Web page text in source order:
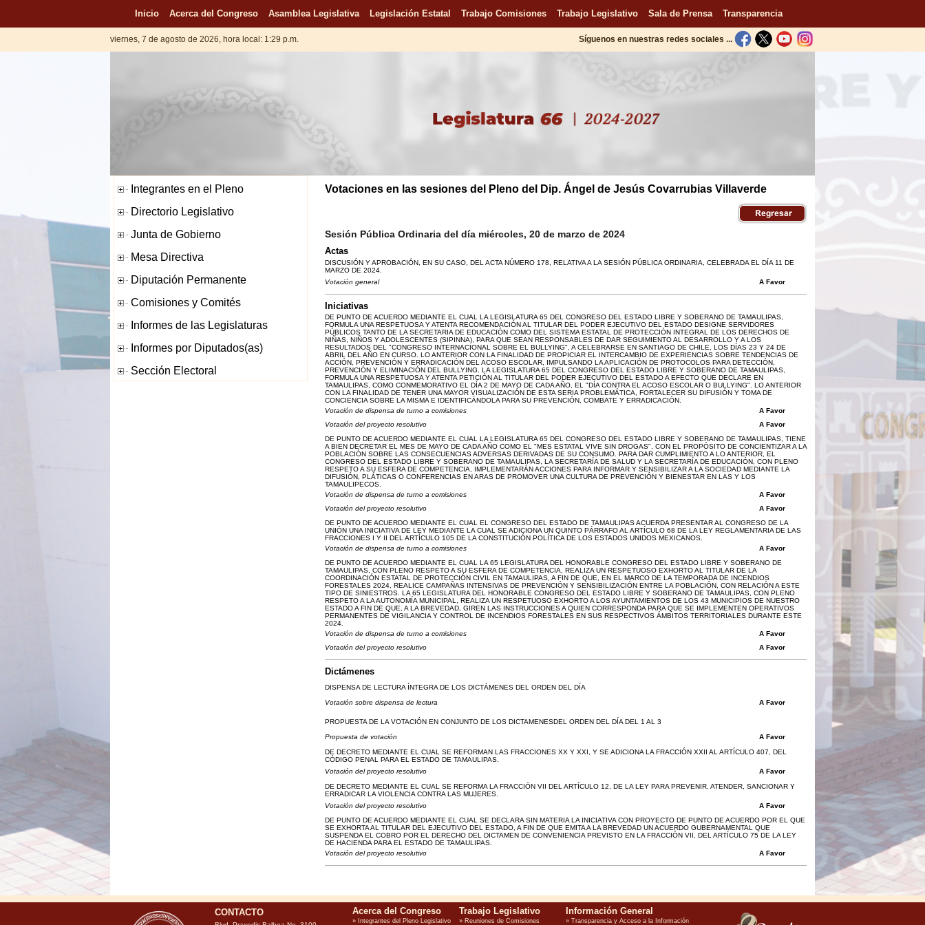
Inicio Acerca del Congreso Asamblea Legislativa Legislación Estatal Trabajo Comisiones Trabajo Legislativo Sala de Prensa Transparencia
viernes, 7 de agosto de 2026, hora local: 1:29 p.m. Síguenos en nuestras redes sociales ...
Votaciones en las sesiones del Pleno del Dip. Ángel de Jesús Covarrubias Villaverde
Sesión Pública Ordinaria del día miércoles, 20 de marzo de 2024
Actas
DISCUSIÓN Y APROBACIÓN, EN SU CASO, DEL ACTA NÚMERO 178, RELATIVA A LA SESIÓN PÚBLICA ORDINARIA, CELEBRADA EL DÍA 11 DE
MARZO DE 2024.
Votación general
A Favor
Iniciativas
DE PUNTO DE ACUERDO MEDIANTE EL CUAL LA LEGISLATURA 65 DEL CONGRESO DEL ESTADO LIBRE Y SOBERANO DE TAMAULIPAS,
FORMULA UNA RESPETUOSA Y ATENTA RECOMENDACIÓN AL TITULAR DEL PODER EJECUTIVO DEL ESTADO DESIGNE SERVIDORES
PÚBLICOS TANTO DE LA SECRETARIA DE EDUCACIÓN COMO DEL SISTEMA ESTATAL DE PROTECCIÓN INTEGRAL DE LOS DERECHOS DE
NIÑAS, NIÑOS Y ADOLESCENTES (SIPINNA), PARA QUE SEAN RESPONSABLES DE DAR SEGUIMIENTO AL DESARROLLO Y A LOS
RESULTADOS DEL "CONGRESO INTERNACIONAL SOBRE EL BULLYING", A CELEBRARSE EN SANTIAGO DE CHILE, LOS DÍAS 23 Y 24 DE
ABRIL DEL AÑO EN CURSO. LO ANTERIOR CON LA FINALIDAD DE PROPICIAR EL INTERCAMBIO DE EXPERIENCIAS SOBRE TENDENCIAS DE
ACCIÓN, PREVENCIÓN Y ERRADICACIÓN DEL ACOSO ESCOLAR, IMPULSANDO LA APLICACIÓN DE PROTOCOLOS PARA DETECCIÓN,
PREVENCIÓN Y ELIMINACIÓN DEL BULLYING. LA LEGISLATURA 65 DEL CONGRESO DEL ESTADO LIBRE Y SOBERANO DE TAMAULIPAS,
FORMULA UNA RESPETUOSA Y ATENTA PETICIÓN AL TITULAR DEL PODER EJECUTIVO DEL ESTADO A EFECTO QUE DECLARE EN
TAMAULIPAS, COMO CONMEMORATIVO EL DÍA 2 DE MAYO DE CADA AÑO, EL "DÍA CONTRA EL ACOSO ESCOLAR O BULLYING". LO ANTERIOR
CON LA FINALIDAD DE TENER UNA MAYOR VISUALIZACIÓN DE ESTA SERIA PROBLEMÁTICA, FORTALECER SU DIFUSIÓN Y TOMA DE
CONCIENCIA SOBRE LA MISMA E IDENTIFICÁNDOLA PARA SU PREVENCIÓN, COMBATE Y ERRADICACIÓN.
Votación de dispensa de turno a comisiones
A Favor
Votación del proyecto resolutivo
A Favor
DE PUNTO DE ACUERDO MEDIANTE EL CUAL LA LEGISLATURA 65 DEL CONGRESO DEL ESTADO LIBRE Y SOBERANO DE TAMAULIPAS, TIENE
A BIEN DECRETAR EL MES DE MAYO DE CADA AÑO COMO EL "MES ESTATAL VIVE SIN DROGAS", CON EL PROPÓSITO DE CONCIENTIZAR A LA
POBLACIÓN SOBRE LAS CONSECUENCIAS ADVERSAS DERIVADAS DE SU CONSUMO. PARA DAR CUMPLIMIENTO A LO ANTERIOR, EL
CONGRESO DEL ESTADO LIBRE Y SOBERANO DE TAMAULIPAS, LA SECRETARÍA DE SALUD Y LA SECRETARÍA DE EDUCACIÓN, CON PLENO
RESPETO A SU ESFERA DE COMPETENCIA, IMPLEMENTARÁN ACCIONES PARA INFORMAR Y SENSIBILIZAR A LA SOCIEDAD MEDIANTE LA
DIFUSIÓN, PLÁTICAS O CONFERENCIAS EN ARAS DE PROMOVER UNA CULTURA DE PREVENCIÓN Y BIENESTAR EN LAS Y LOS
TAMAULIPECOS.
Votación de dispensa de turno a comisiones
A Favor
Votación del proyecto resolutivo
A Favor
DE PUNTO DE ACUERDO MEDIANTE EL CUAL EL CONGRESO DEL ESTADO DE TAMAULIPAS ACUERDA PRESENTAR AL CONGRESO DE LA
UNIÓN UNA INICIATIVA DE LEY MEDIANTE LA CUAL SE ADICIONA UN QUINTO PÁRRAFO AL ARTÍCULO 68 DE LA LEY REGLAMENTARIA DE LAS
FRACCIONES I Y II DEL ARTÍCULO 105 DE LA CONSTITUCIÓN POLÍTICA DE LOS ESTADOS UNIDOS MEXICANOS.
Votación de dispensa de turno a comisiones
A Favor
DE PUNTO DE ACUERDO MEDIANTE EL CUAL LA 65 LEGISLATURA DEL HONORABLE CONGRESO DEL ESTADO LIBRE Y SOBERANO DE
TAMAULIPAS, CON PLENO RESPETO A SU ESFERA DE COMPETENCIA, REALIZA UN RESPETUOSO EXHORTO AL TITULAR DE LA
COORDINACIÓN ESTATAL DE PROTECCIÓN CIVIL EN TAMAULIPAS, A FIN DE QUE, EN EL MARCO DE LA TEMPORADA DE INCENDIOS
FORESTALES 2024, REALICE CAMPAÑAS INTENSIVAS DE PREVENCIÓN Y SENSIBILIZACIÓN ENTRE LA POBLACIÓN, CON RELACIÓN A ESTE
TIPO DE SINIESTROS. LA 65 LEGISLATURA DEL HONORABLE CONGRESO DEL ESTADO LIBRE Y SOBERANO DE TAMAULIPAS, CON PLENO
RESPETO A LA AUTONOMÍA MUNICIPAL, REALIZA UN RESPETUOSO EXHORTO A LOS AYUNTAMIENTOS DE LOS 43 MUNICIPIOS DE NUESTRO
ESTADO A FIN DE QUE, A LA BREVEDAD, GIREN LAS INSTRUCCIONES A QUIEN CORRESPONDA PARA QUE SE IMPLEMENTEN OPERATIVOS
PERMANENTES DE VIGILANCIA Y CONTROL DE INCENDIOS FORESTALES EN SUS RESPECTIVOS ÁMBITOS TERRITORIALES DURANTE ESTE
2024.
Votación de dispensa de turno a comisiones
A Favor
Votación del proyecto resolutivo
A Favor
Dictámenes
DISPENSA DE LECTURA ÍNTEGRA DE LOS DICTÁMENES DEL ORDEN DEL DÍA
Votación sobre dispensa de lectura
A Favor
PROPUESTA DE LA VOTACIÓN EN CONJUNTO DE LOS DICTAMENESDEL ORDEN DEL DÍA DEL 1 AL 3
Propuesta de votación
A Favor
DE DECRETO MEDIANTE EL CUAL SE REFORMAN LAS FRACCIONES XX Y XXI, Y SE ADICIONA LA FRACCIÓN XXII AL ARTÍCULO 407, DEL
CÓDIGO PENAL PARA EL ESTADO DE TAMAULIPAS.
Votación del proyecto resolutivo
A Favor
DE DECRETO MEDIANTE EL CUAL SE REFORMA LA FRACCIÓN VII DEL ARTÍCULO 12, DE LA LEY PARA PREVENIR, ATENDER, SANCIONAR Y
ERRADICAR LA VIOLENCIA CONTRA LAS MUJERES.
Votación del proyecto resolutivo
A Favor
DE PUNTO DE ACUERDO MEDIANTE EL CUAL SE DECLARA SIN MATERIA LA INICIATIVA CON PROYECTO DE PUNTO DE ACUERDO POR EL QUE
SE EXHORTA AL TITULAR DEL EJECUTIVO DEL ESTADO, A FIN DE QUE EMITA A LA BREVEDAD UN ACUERDO GUBERNAMENTAL QUE
SUSPENDA EL COBRO POR EL DERECHO DEL DICTAMEN DE CONVENIENCIA PREVISTO EN LA FRACCIÓN VII, DEL ARTÍCULO 75 DE LA LEY
DE HACIENDA PARA EL ESTADO DE TAMAULIPAS.
Votación del proyecto resolutivo
A Favor
CONTACTO